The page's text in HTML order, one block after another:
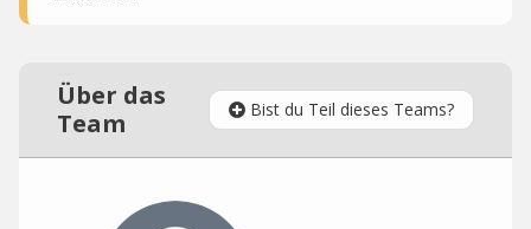
Über das
Team
Bist du Teil dieses Teams?